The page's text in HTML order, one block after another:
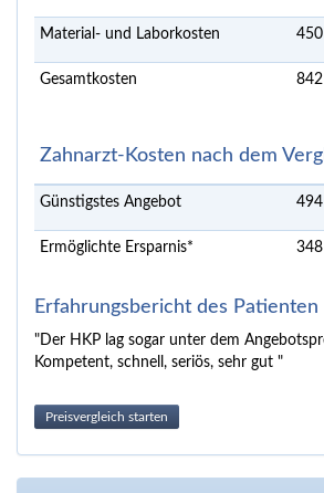
Material- und Laborkosten
Gesamtkosten
Zahnarzt-Kosten nach dem
Günstigstes Angebot
Ermöglichte Ersparnis*
Erfahrungsbericht des Patienten
"Der HKP lag sogar unter dem
Kompetent, schnell, seriös, sehr gut "
Preisvergleich starten